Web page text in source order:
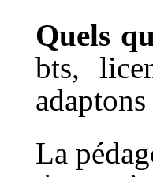
Quels
bts,
La